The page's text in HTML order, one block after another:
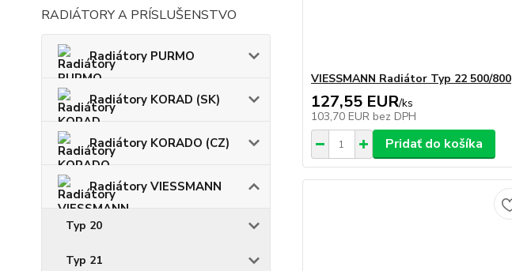
RADIÁTORY A PRÍSLUŠENSTVO
Radiátory PURMO
Radiátory KORAD (SK)
Radiátory KORADO (CZ)
Radiátory VIESSMANN
Typ 20
Typ 21
VIESSMANN Radiátor Typ 22 500/800
127,55 EUR/ks
103,70 EUR bez DPH
Pridať do košíka